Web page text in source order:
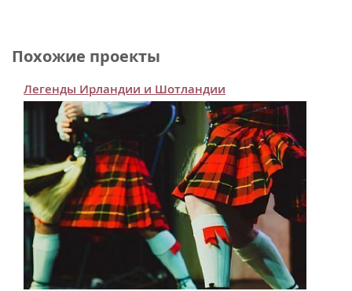
Похожие проекты
Легенды Ирландии и Шотландии